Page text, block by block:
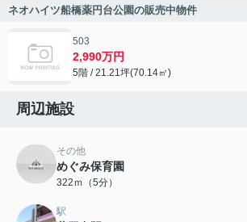
ネオハイツ船橋薬円台公園の販売中物件
503
2,990万円
5階 / 21.21坪(70.14㎡)
周辺施設
その他
めぐみ保育園
322ｍ（5分）
駅